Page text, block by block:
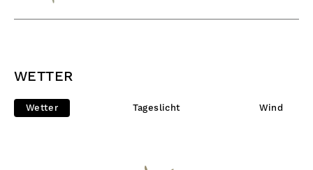
WETTER
Wetter Tageslicht Wind